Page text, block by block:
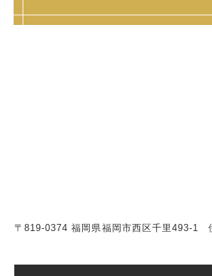
〒819-0374 福岡県福岡市西区千里493-1